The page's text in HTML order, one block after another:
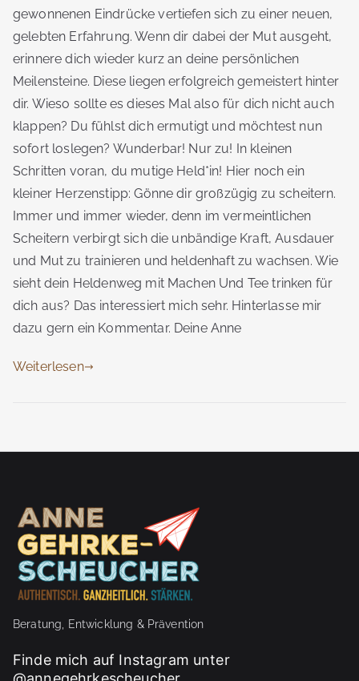
gewonnenen Eindrücke vertiefen sich zu einer neuen,
gelebten Erfahrung. Wenn dir dabei der Mut ausgeht,
erinnere dich wieder kurz an deine persönlichen
Meilensteine. Diese liegen erfolgreich gemeistert hinter
dir. Wieso sollte es dieses Mal also für dich nicht auch
klappen? Du fühlst dich ermutigt und möchtest nun
sofort loslegen? Wunderbar! Nur zu! In kleinen
Schritten voran, du mutige Held*in! Hier noch ein
kleiner Herzenstipp: Gönne dir großzügig zu scheitern.
Immer und immer wieder, denn im vermeintlichen
Scheitern verbirgt sich die unbändige Kraft, Ausdauer
und Mut zu trainieren und heldenhaft zu wachsen. Wie
sieht dein Heldenweg mit Machen Und Tee trinken für
dich aus? Das interessiert mich sehr. Hinterlasse mir
dazu gern ein Kommentar. Deine Anne
Weiterlesen
Beratung, Entwicklung & Prävention
Finde mich auf Instagram unter